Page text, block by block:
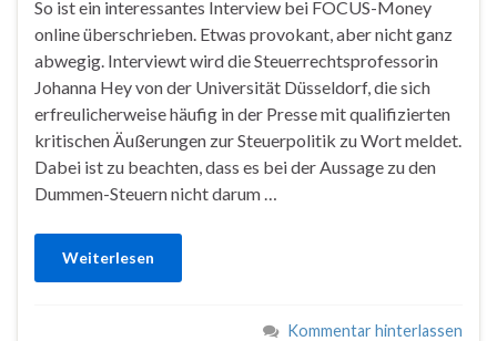
So ist ein interessantes Interview bei FOCUS-Money
online überschrieben. Etwas provokant, aber nicht ganz
abwegig. Interviewt wird die Steuerrechtsprofessorin
Johanna Hey von der Universität Düsseldorf, die sich
erfreulicherweise häufig in der Presse mit qualifizierten
kritischen Äußerungen zur Steuerpolitik zu Wort meldet.
Dabei ist zu beachten, dass es bei der Aussage zu den
Dummen-Steuern nicht darum …
Weiterlesen
Kommentar hinterlassen